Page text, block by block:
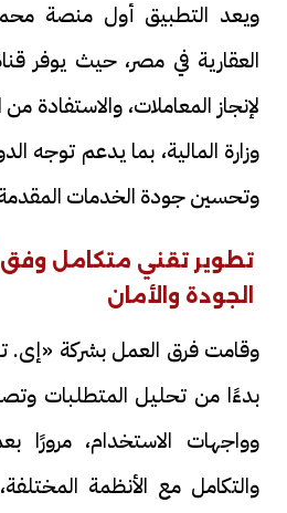
ويعد التطبيق أول منصة
العقارية في مصر، حيث يوفر
لإنجاز المعاملات، والاستفادة
وزارة المالية، بما يدعم توجه
وتحسين جودة الخدمات
تطوير تقني متكامل وفق
الجودة والأمان
وقامت فرق العمل بشركة «إى.
بدءًا من تحليل المتطلبات
وواجهات الاستخدام، مرورًا
والتكامل مع الأنظمة